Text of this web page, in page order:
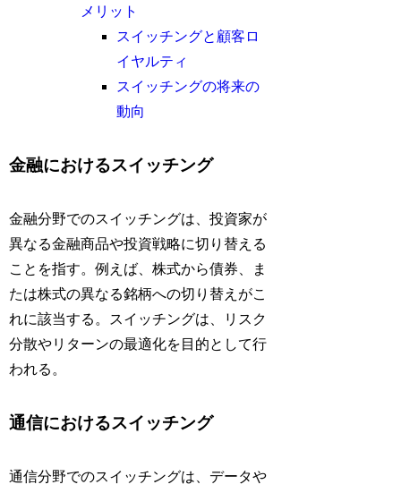
メリット
スイッチングと顧客ロ
イヤルティ
スイッチングの将来の
動向
金融におけるスイッチング
金融分野でのスイッチングは、投資家が
異なる金融商品や投資戦略に切り替える
ことを指す。例えば、株式から債券、ま
たは株式の異なる銘柄への切り替えがこ
れに該当する。スイッチングは、リスク
分散やリターンの最適化を目的として行
われる。
通信におけるスイッチング
通信分野でのスイッチングは、データや